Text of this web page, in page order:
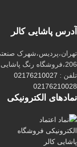
آدرس پاشایی کالر
تهران،پردیس،شهرک
206،فروشگاه رنگ پاشایی
تلفن : 02176210027
02176210028
نماد‌های الکترونیکی